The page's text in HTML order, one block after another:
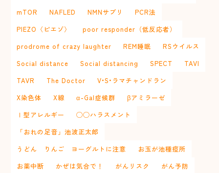
mTOR
NAFLED NMNサプリ
PCR法
PIEZO〈ピエゾ〉
poor responder（低反応者）
prodrome of crazy laughter
REM睡眠
RSウイルス
Social distance
Social distancing SPECT
TAVI
TAVR
The Doctor
V•S•ラマチャンドラン
X染色体
X線 α-Gal症候群
βアミラーゼ
Ⅰ型アレルギー
◯◯ハラスメント
「おれの足音」池波正太郎
うどん りんご ヨーグルトに注意
お玉が池種痘所
お薬中断
かぜは気合で！ がんリスク
がん予防